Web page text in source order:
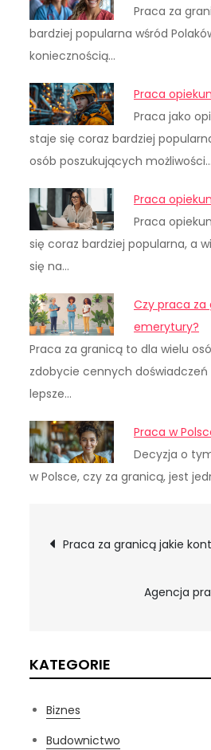
Praca za
bardziej popularna wśród
koniecznością…
Praca
Praca jako
staje się coraz bardziej
osób poszukujących możliwości…
Praca
Praca
się coraz bardziej popularna, a
się na…
Czy praca za
emerytury?
Praca za granicą to dla wielu
zdobycie cennych
lepsze…
Praca w
Decyzja o
w Polsce, czy za granicą, jest
wpisu
Praca za granicą jakie
Agencja
KATEGORIE
Biznes
Budownictwo